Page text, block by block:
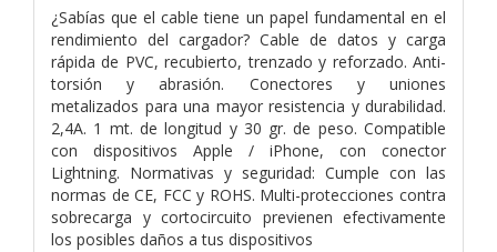
¿Sabías que el cable tiene un papel fundamental en el
rendimiento del cargador? Cable de datos y carga
rápida de PVC, recubierto, trenzado y reforzado. Anti-
torsión y abrasión. Conectores y uniones
metalizados para una mayor resistencia y durabilidad.
2,4A. 1 mt. de longitud y 30 gr. de peso. Compatible
con dispositivos Apple / iPhone, con conector
Lightning. Normativas y seguridad: Cumple con las
normas de CE, FCC y ROHS. Multi-protecciones contra
sobrecarga y cortocircuito previenen efectivamente
los posibles daños a tus dispositivos